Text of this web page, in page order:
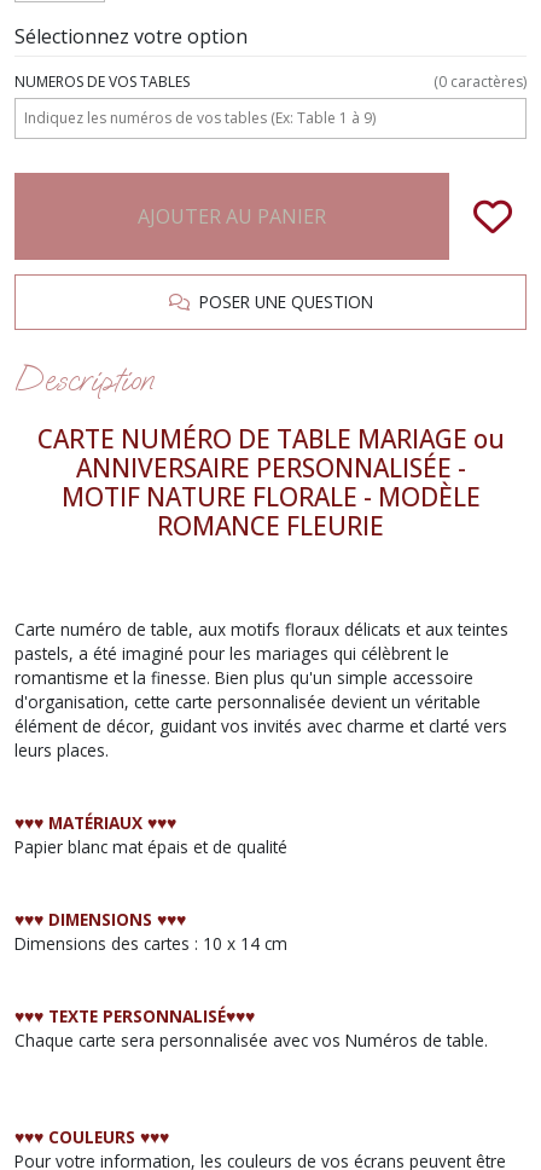
Sélectionnez votre option
NUMEROS DE VOS TABLES (0 caractères)
AJOUTER AU PANIER
POSER UNE QUESTION
Description
CARTE NUMÉRO DE TABLE MARIAGE ou
ANNIVERSAIRE PERSONNALISÉE -
MOTIF NATURE FLORALE - MODÈLE
ROMANCE FLEURIE
Carte numéro de table, aux motifs floraux délicats et aux teintes
pastels, a été imaginé pour les mariages qui célèbrent le
romantisme et la finesse. Bien plus qu'un simple accessoire
d'organisation, cette carte personnalisée devient un véritable
élément de décor, guidant vos invités avec charme et clarté vers
leurs places.
♥︎♥︎♥︎ MATÉRIAUX ♥︎♥︎♥︎
Papier blanc mat épais et de qualité
♥︎♥︎♥︎ DIMENSIONS ♥︎♥︎♥︎
Dimensions des cartes : 10 x 14 cm
♥︎♥︎♥︎ TEXTE PERSONNALISÉ♥︎♥︎♥︎
Chaque carte sera personnalisée avec vos Numéros de table.
♥︎♥︎♥︎ COULEURS ♥︎♥︎♥︎
Pour votre information, les couleurs de vos écrans peuvent être